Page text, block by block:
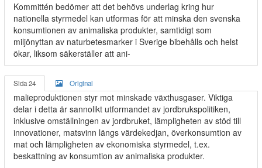
Kommittén bedömer att det behövs underlag kring hur
nationella styrmedel kan utformas för att minska den svenska
konsumtionen av animaliska produkter, samtidigt som
miljönyttan av naturbetesmarker i Sverige bibehålls och helst
ökar, liksom säkerställer att ani-
Sida 24 Original
malieproduktionen styr mot minskade växthusgaser. Viktiga
delar i detta är sannolikt utformandet av jordbrukspolitiken,
inklusive omställningen av jordbruket, lämpligheten av stöd till
innovationer, matsvinn längs värdekedjan, överkonsumtion av
mat och lämpligheten av ekonomiska styrmedel, t.ex.
beskattning av konsumtion av animaliska produkter.